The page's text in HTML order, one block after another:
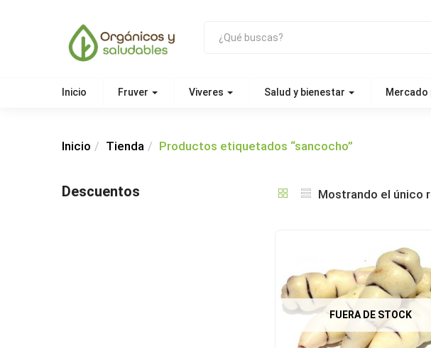
Inicio Fruver Viveres Salud y bienestar Mercado
Inicio Tienda Productos etiquetados “sancocho”
Mostrando el único
FUERA DE STOCK
Descuentos